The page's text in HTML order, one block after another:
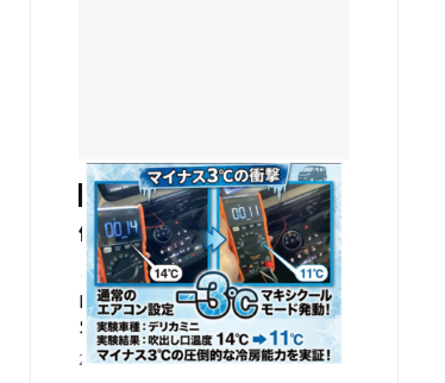
体感して下さい！！
岸和田店
こんにちはショップスタッフの
山本です✨ SUPER SUMMER
SALE 開催中！！ 岸和田店おす
すめの商品 マキシクール♪♪
2026.08.08